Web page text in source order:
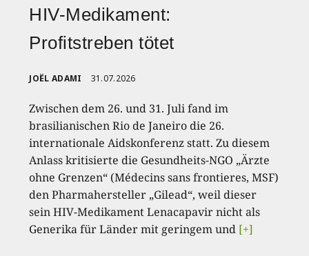
HIV-Medikament:
Profitstreben tötet
JOËL ADAMI 31.07.2026
Zwischen dem 26. und 31. Juli fand im
brasilianischen Rio de Janeiro die 26.
internationale Aidskonferenz statt. Zu diesem
Anlass kritisierte die Gesundheits-NGO „Ärzte
ohne Grenzen“ (Médecins sans frontieres, MSF)
den Pharmahersteller „Gilead“, weil dieser
sein HIV-Medikament Lenacapavir nicht als
Generika für Länder mit geringem und [+]